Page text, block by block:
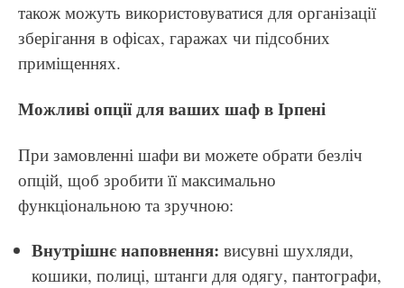
також можуть використовуватися для організації
зберігання в офісах, гаражах чи підсобних
приміщеннях.
Можливі опції для ваших шаф в Ірпені
При замовленні шафи ви можете обрати безліч
опцій, щоб зробити її максимально
функціональною та зручною:
Внутрішнє наповнення: висувні шухляди,
кошики, полиці, штанги для одягу, пантографи,